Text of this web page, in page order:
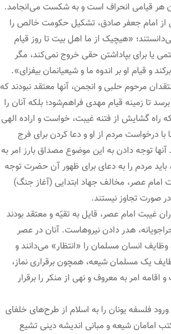
هر قیامی انحراف است و به شکست می‌انجامد.
از امام جعفر صادق، تشکیل حکومت خالص را
«هیچیک از ما اهل بیت تا روز قیام
یا برای بپاداشتن حقی خروج نمی‌کند، مگر
و قیام او بر اندوه ما و شیعیانمان بیفزای».
مرحوم حلبی و انجمن، آنها معتقد نبودند که
تا زمینه قیام مهدی فراهم‌شود؛ بلکه آنان را
راه گشایش از فتنه غیبت، خواست و اراده الهی
درخواست مردم از او و دعا کردن برای فرج
توجه دادن به این موضوع مصداق بارز امر به
مردم را به دعای برای ظهور آن حضرت توجه
امام عصر، مخالف جهاد ابتدایی (آغاز جنگ)
صورت تجاوز نیستند.
غیبت امام عصر، قایل به تقیّه و معتقد بودند
هدر دادن نیروهاست. آنان در عصر
انسان مسلمان را «انتظار» می‌دانند و
وظایف یک مسلمان شیعه، همچون برقراری نماز،
امر به معروف و نهی از منکر را برقرار
فلسفه یونان را به اسلام از طرح‌های خلفای
امامان شیعه و مبانی اندیشه دینی تشیع